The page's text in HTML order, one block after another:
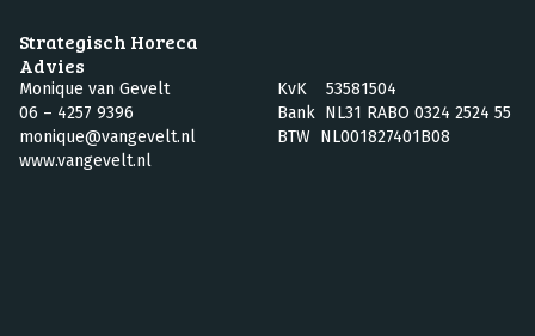
Strategisch Horeca
Advies
Monique van Gevelt
06 – 4257 9396
monique@vangevelt.nl
www.vangevelt.nl
KvK 53581504
Bank NL31 RABO 0324 2524 55
BTW NL001827401B08